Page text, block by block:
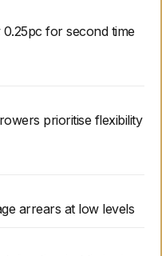
for second time
prioritise flexibility
arrears at low levels